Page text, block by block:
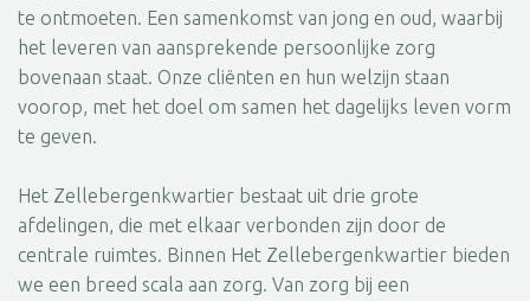
te ontmoeten. Een samenkomst van jong en oud, waarbij
het leveren van aansprekende persoonlijke zorg
bovenaan staat. Onze cliënten en hun welzijn staan
voorop, met het doel om samen het dagelijks leven vorm
te geven.
Het Zellebergenkwartier bestaat uit drie grote
afdelingen, die met elkaar verbonden zijn door de
centrale ruimtes. Binnen Het Zellebergenkwartier bieden
we een breed scala aan zorg. Van zorg bij een